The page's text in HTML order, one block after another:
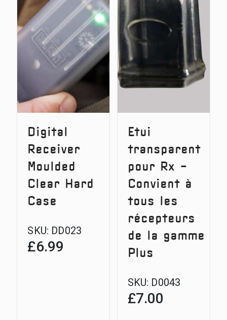
Digital
Receiver
Moulded
Clear Hard
Case
SKU: DD023
£6.99
Etui
transparent
pour Rx -
Convient à
tous les
récepteurs
de la gamme
Plus
SKU: D0043
£7.00